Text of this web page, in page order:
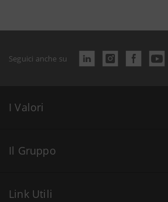
Seguici anche su
I Valori
Il Gruppo
Link Utili